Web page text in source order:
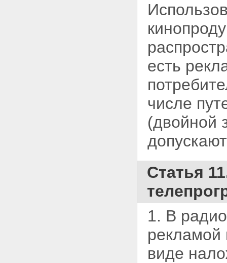
есть
числе
(двойной
Статья
1. В
рекламой
виде